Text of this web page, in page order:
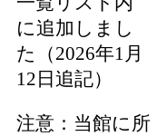
に追加しまし
た（2026年1月
12日追記）
注意：当館に所